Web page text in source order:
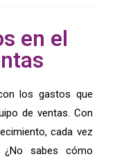
en el
los gastos que
de ventas. Con
cada vez
¿No sabes cómo